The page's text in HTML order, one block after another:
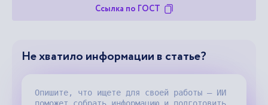
Ссылка по ГОСТ
Не хватило информации в статье?